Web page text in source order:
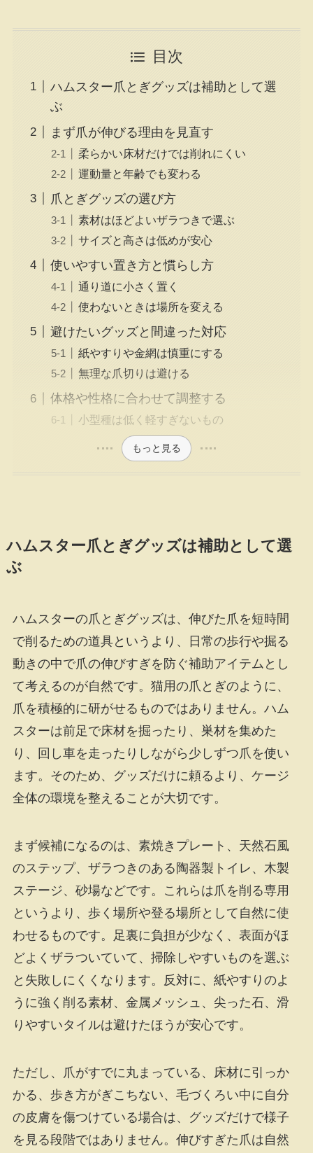
目次
ハムスター爪とぎグッズは補助として選
ぶ
まず爪が伸びる理由を見直す
柔らかい床材だけでは削れにくい
運動量と年齢でも変わる
爪とぎグッズの選び方
素材はほどよいザラつきで選ぶ
サイズと高さは低めが安心
使いやすい置き方と慣らし方
通り道に小さく置く
使わないときは場所を変える
避けたいグッズと間違った対応
紙やすりや金網は慎重にする
無理な爪切りは避ける
体格や性格に合わせて調整する
小型種は低く軽すぎないもの
もっと見る
ハムスター爪とぎグッズは補助として選
ぶ
ハムスターの爪とぎグッズは、伸びた爪を短時間
で削るための道具というより、日常の歩行や掘る
動きの中で爪の伸びすぎを防ぐ補助アイテムとし
て考えるのが自然です。猫用の爪とぎのように、
爪を積極的に研がせるものではありません。ハム
スターは前足で床材を掘ったり、巣材を集めた
り、回し車を走ったりしながら少しずつ爪を使い
ます。そのため、グッズだけに頼るより、ケージ
全体の環境を整えることが大切です。
まず候補になるのは、素焼きプレート、天然石風
のステップ、ザラつきのある陶器製トイレ、木製
ステージ、砂場などです。これらは爪を削る専用
というより、歩く場所や登る場所として自然に使
わせるものです。足裏に負担が少なく、表面がほ
どよくザラついていて、掃除しやすいものを選ぶ
と失敗しにくくなります。反対に、紙やすりのよ
うに強く削る素材、金属メッシュ、尖った石、滑
りやすいタイルは避けたほうが安心です。
ただし、爪がすでに丸まっている、床材に引っか
かる、歩き方がぎこちない、毛づくろい中に自分
の皮膚を傷つけている場合は、グッズだけで様子
を見る段階ではありません。伸びすぎた爪は自然